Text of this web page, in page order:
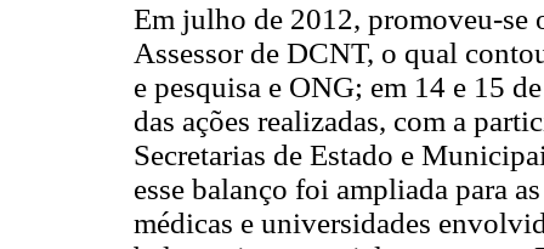
Em julho de 2012, promoveu-
Assessor de DCNT, o qual
e pesquisa e ONG; em 14 e 15
das ações realizadas, com a
Secretarias de Estado e
esse balanço foi ampliada para
médicas e universidades